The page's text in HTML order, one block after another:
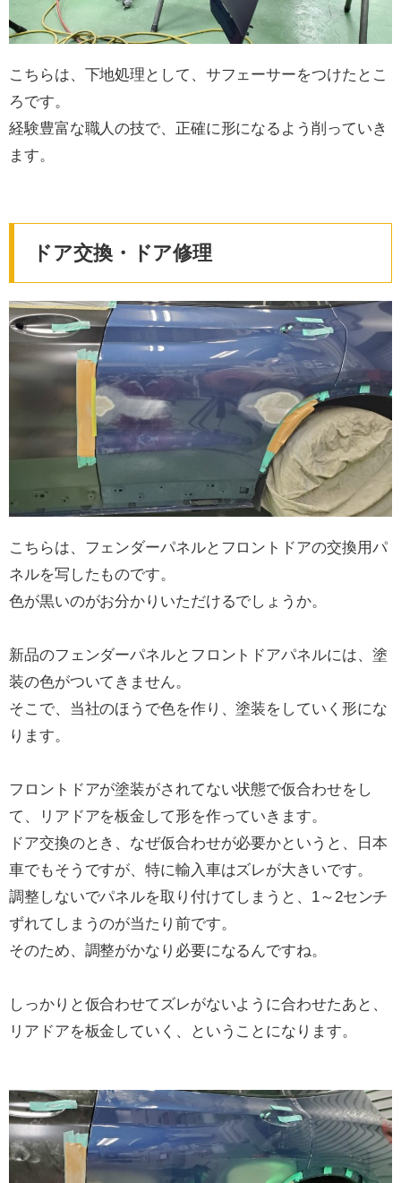
こちらは、下地処理として、サフェーサーをつけたとこ
ろです。
経験豊富な職人の技で、正確に形になるよう削っていき
ます。
ドア交換・ドア修理
こちらは、フェンダーパネルとフロントドアの交換用パ
ネルを写したものです。
色が黒いのがお分かりいただけるでしょうか。
新品のフェンダーパネルとフロントドアパネルには、塗
装の色がついてきません。
そこで、当社のほうで色を作り、塗装をしていく形にな
ります。
フロントドアが塗装がされてない状態で仮合わせをし
て、リアドアを板金して形を作っていきます。
ドア交換のとき、なぜ仮合わせが必要かというと、日本
車でもそうですが、特に輸入車はズレが大きいです。
調整しないでパネルを取り付けてしまうと、1～2センチ
ずれてしまうのが当たり前です。
そのため、調整がかなり必要になるんですね。
しっかりと仮合わせてズレがないように合わせたあと、
リアドアを板金していく、ということになります。